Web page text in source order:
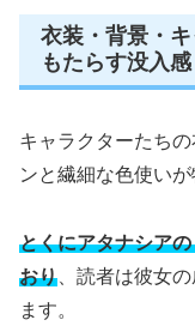
衣装・背景・
もたらす没入感
キャラクターたち
ンと繊細な色使いが
とくにアタナシア
おり 、読者は彼女
ます。